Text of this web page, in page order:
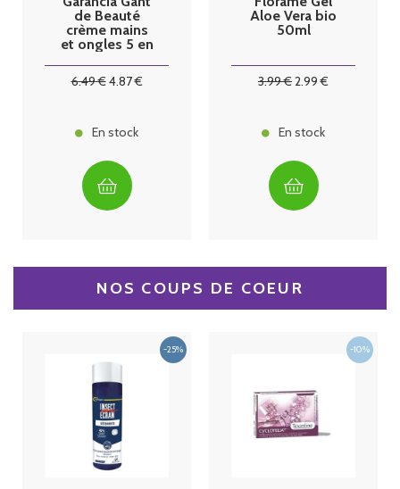
de Beauté
crème mains
et ongles 5 en
6.49€4.87€
En stock
Aloe Vera bio
50ml
3.99€2.99 €
En stock
NOS COUPS DE COEUR